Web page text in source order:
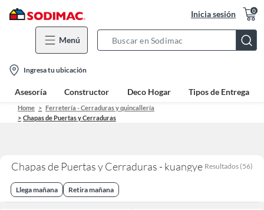
Inicia sesión 0
Menú
Bar
location-
icon
Ingresa tu ubicación
Asesoría Constructor Deco Hogar Tipos de Entrega
Home
Ferretería - Cerraduras y quincallería
Chapas de Puertas y Cerraduras
Chapas de Puertas y Cerraduras - kuangye Resultados (56)
Llega mañana Retira mañana